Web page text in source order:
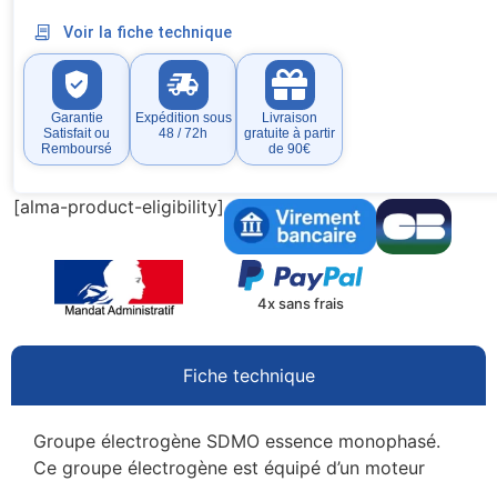
Voir la fiche technique
Garantie
Satisfait ou
Remboursé
Expédition sous
48 / 72h
Livraison
gratuite à partir
de 90€
[alma-product-eligibility]
4x sans frais
Fiche technique
Groupe électrogène SDMO essence monophasé.
Ce groupe électrogène est équipé d’un moteur